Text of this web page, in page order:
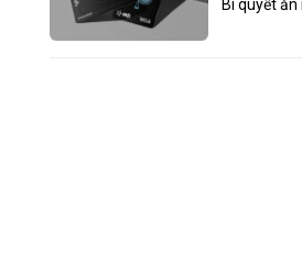
Bí quyết